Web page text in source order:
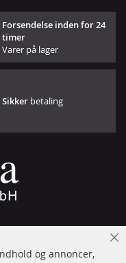
Forsendelse inden for 24
timer
Varer på lager
Sikker betaling
og annoncer,